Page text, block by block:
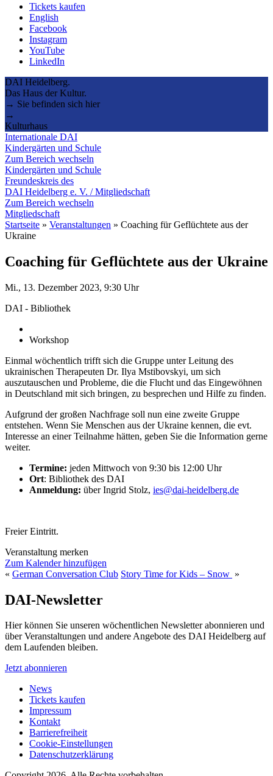
Tickets kaufen
English
Facebook
Instagram
YouTube
LinkedIn
DAI Heidelberg.
Das Haus der Kultur.
→ Sie befinden sich hier
→
Kulturhaus
Internationale DAI
Kindergärten und Schule
Zum Bereich wechseln
Kindergärten und Schule
Freundeskreis des
DAI Heidelberg e. V. / Mitgliedschaft
Zum Bereich wechseln
Mitgliedschaft
Startseite » Veranstaltungen » Coaching für Geflüchtete aus der
Ukraine
Coaching für Geflüchtete aus der Ukraine
Mi., 13. Dezember 2023, 9:30 Uhr
DAI - Bibliothek
Workshop
Einmal wöchentlich trifft sich die Gruppe unter Leitung des
ukrainischen Therapeuten Dr. Ilya Mstibovskyi, um sich
auszutauschen und Probleme, die die Flucht und das Eingewöhnen
in Deutschland mit sich bringen, zu besprechen und Hilfe zu finden.
Aufgrund der großen Nachfrage soll nun eine zweite Gruppe
entstehen. Wenn Sie Menschen aus der Ukraine kennen, die evt.
Interesse an einer Teilnahme hätten, geben Sie die Information gerne
weiter.
Termine: jeden Mittwoch von 9:30 bis 12:00 Uhr
Ort: Bibliothek des DAI
Anmeldung: über Ingrid Stolz, ies@dai-heidelberg.de
Freier Eintritt.
Veranstaltung merken
Zum Kalender hinzufügen
« German Conversation Club Story Time for Kids – Snow »
DAI-Newsletter
Hier können Sie unseren wöchentlichen Newsletter abonnieren und
über Veranstaltungen und andere Angebote des DAI Heidelberg auf
dem Laufenden bleiben.
Jetzt abonnieren
News
Tickets kaufen
Impressum
Kontakt
Barrierefreiheit
Cookie-Einstellungen
Datenschutzerklärung